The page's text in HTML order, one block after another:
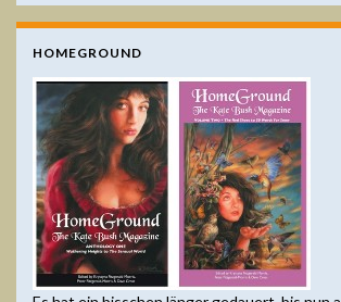
HOMEGROUND